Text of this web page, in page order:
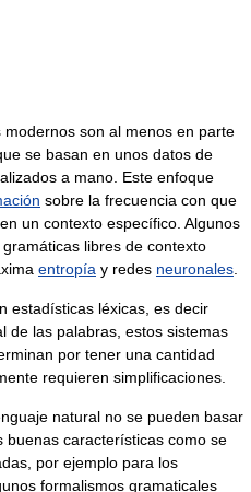
son al menos en parte
se basan en unos datos de
a mano. Este enfoque
sobre la frecuencia con que
un contexto específico. Algunos
libres de contexto
entropía y redes neuronales
estadísticas léxicas, es decir
de las palabras, estos sistemas
por tener una cantidad
requieren simplificaciones.
natural no se pueden basar
características como se
por ejemplo para los
formalismos gramaticales